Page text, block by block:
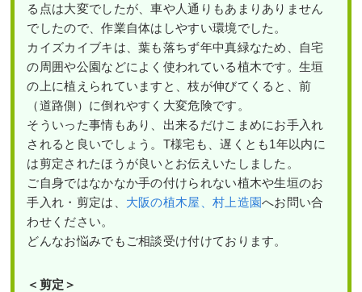
る点は大変でしたが、車や人通りもあまりありません
でしたので、作業自体はしやすい環境でした。
カイズカイブキは、葉も落ちず年中真緑なため、自宅
の周囲や公園などによく使われている植木です。生垣
の上に植えられていますと、枝が伸びてくると、前
（道路側）に倒れやすく大変危険です。
そういった事情もあり、出来るだけこまめにお手入れ
されると良いでしょう。T様宅も、遅くとも1年以内に
は剪定されたほうが良いとお伝えいたしました。
ご自身ではなかなか手の付けられない植木や生垣のお
手入れ・剪定は、 大阪の植木屋、村上造園へお問い合
わせください。
どんなお悩みでもご相談受け付けております。
＜剪定＞